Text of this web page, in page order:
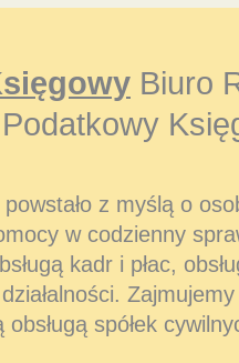
Biuro
powstało z myślą o
w codzienny
kadr i płac,
obsługą spółek